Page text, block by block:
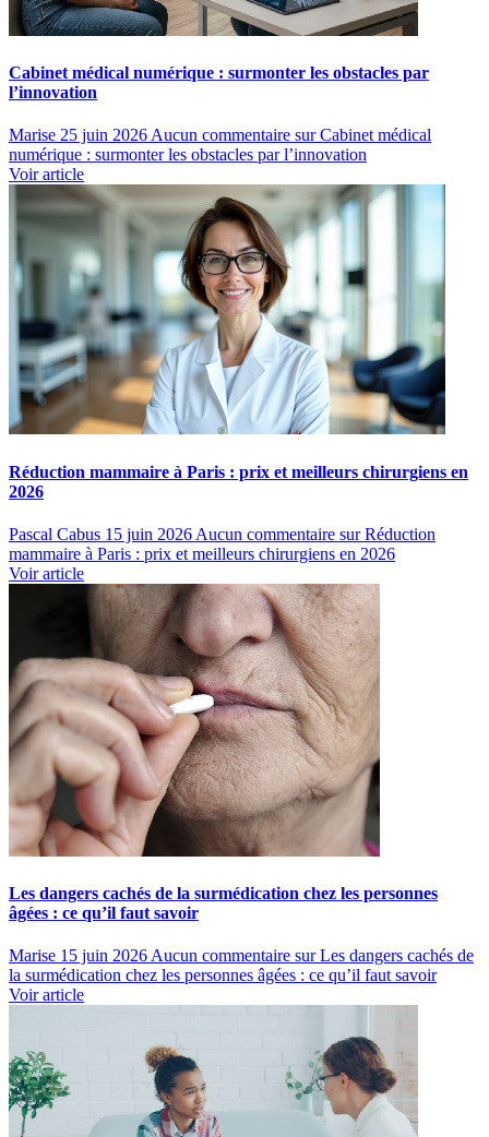
Cabinet médical numérique : surmonter les obstacles par
l’innovation
Marise 25 juin 2026Aucun commentaire sur Cabinet médical
numérique : surmonter les obstacles par l’innovation
Voir article
Réduction mammaire à Paris : prix et meilleurs chirurgiens en
2026
Pascal Cabus 15 juin 2026 Aucun commentaire sur Réduction
mammaire à Paris : prix et meilleurs chirurgiens en 2026
Voir article
Les dangers cachés de la surmédication chez les personnes
âgées : ce qu’il faut savoir
Marise 15 juin 2026Aucun commentaire sur Les dangers cachés de
la surmédication chez les personnes âgées : ce qu’il faut savoir
Voir article